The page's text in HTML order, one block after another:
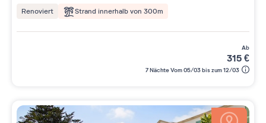
Renoviert Strand innerhalb von 300m
ab
315€
7 Nächte Vom 05/03 bis zum 12/03